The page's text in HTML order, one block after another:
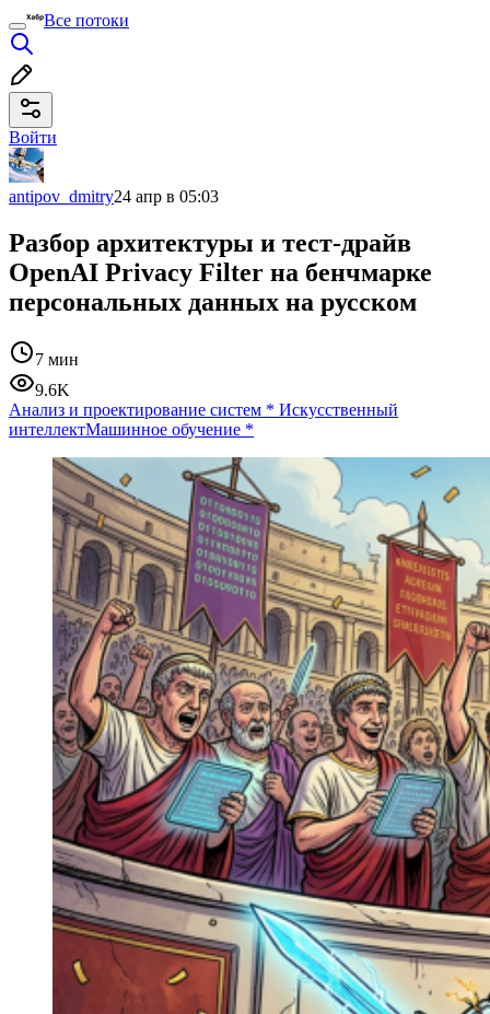
Все потоки
Войти
antipov_dmitry24 апр в 05:03
Разбор архитектуры и тест-драйв
OpenAI Privacy Filter на бенчмарке
персональных данных на русском
7 мин
9.6K
Анализ и проектирование систем * Искусственный
интеллектМашинное обучение *